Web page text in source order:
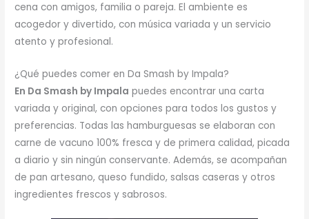
cena con amigos, familia o pareja. El ambiente es
acogedor y divertido, con música variada y un servicio
atento y profesional.
¿Qué puedes comer en Da Smash by Impala?
En Da Smash by Impala puedes encontrar una carta
variada y original, con opciones para todos los gustos y
preferencias. Todas las hamburguesas se elaboran con
carne de vacuno 100% fresca y de primera calidad, picada
a diario y sin ningún conservante. Además, se acompañan
de pan artesano, queso fundido, salsas caseras y otros
ingredientes frescos y sabrosos.